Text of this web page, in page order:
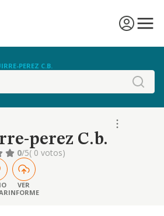
PEREZ C.B.
perez C.b.
0/5( 0 votos)
VER
INFORME